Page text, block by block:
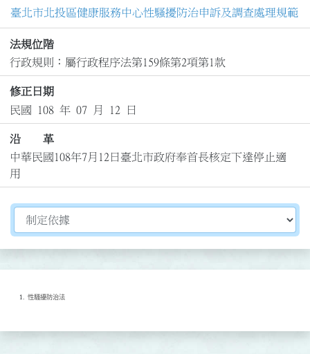
臺北市北投區健康服務中心性騷擾防治申訴及調查處理規範
法規位階
行政規則：屬行政程序法第159條第2項第1款
修正日期
民國 108 年 07 月 12 日
沿 革
中華民國108年7月12日臺北市政府奉首長核定下達停止適
用
切換選擇法規資訊內容
性騷擾防治法